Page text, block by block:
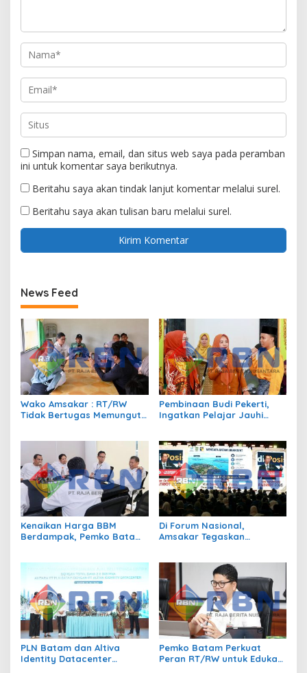
Simpan nama, email, dan situs web saya pada peramban
ini untuk komentar saya berikutnya.
Beritahu saya akan tindak lanjut komentar melalui surel.
Beritahu saya akan tulisan baru melalui surel.
News Feed
Wako Amsakar : RT/RW
Tidak Bertugas Memungut
Pembinaan Budi Pekerti,
Ingatkan Pelajar Jauhi
Kenaikan Harga BBM
Berdampak, Pemko Batam
Di Forum Nasional,
Amsakar Tegaskan
Pembangunan
PLN Batam dan Altiva
Identity Datacenter
Pemko Batam Perkuat
Peran RT/RW untuk Edukasi